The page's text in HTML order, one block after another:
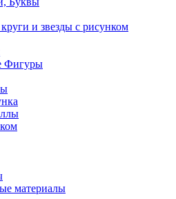
и звезды с рисунком
Фигуры
материалы